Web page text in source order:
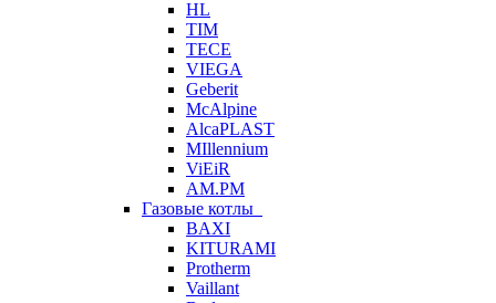
HL
TIM
TECE
VIEGA
Geberit
McAlpine
AlcaPLAST
MIllennium
ViEiR
AM.PM
Газовые котлы
BAXI
KITURAMI
Protherm
Vaillant